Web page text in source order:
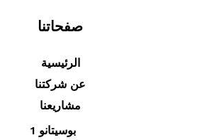
صفحاتنا
الرئيسية
عن شركتنا
مشاريعنا
بوسيتانو 1